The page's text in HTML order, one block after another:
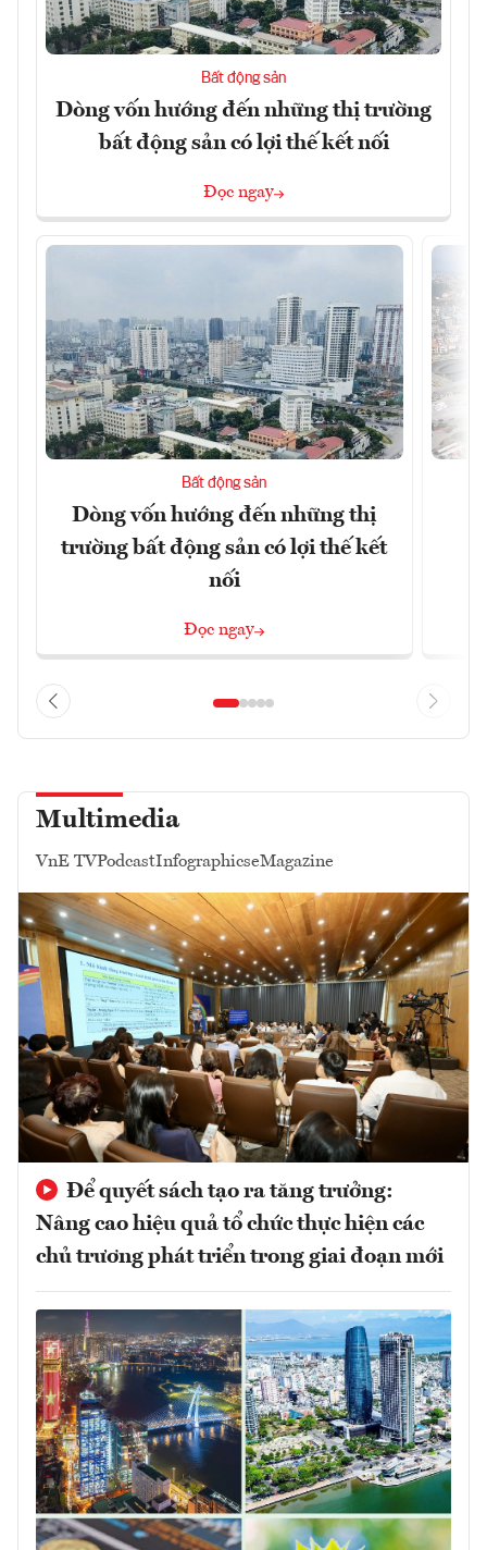
Bất động sản
Dòng vốn hướng đến những thị trường
bất động sản có lợi thế kết nối
Đọc ngay
Bất động sản
Dòng vốn hướng đến những thị
trường bất động sản có lợi thế kết
nối
Đọc ngay
Multimedia
VnE TVPodcastInfographicseMagazine
Để quyết sách tạo ra tăng trưởng:
Nâng cao hiệu quả tổ chức thực hiện các
chủ trương phát triển trong giai đoạn mới